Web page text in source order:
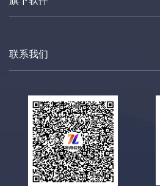
联系我们